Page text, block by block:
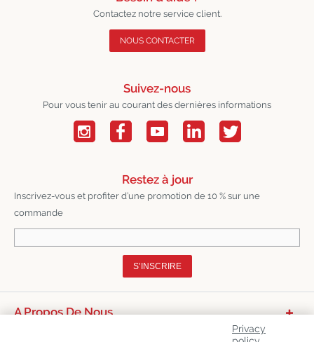
Contactez notre service client.
NOUS CONTACTER
Suivez-nous
Pour vous tenir au courant des dernières informations
Restez à jour
Inscrivez-vous et profiter d’une promotion de 10 % sur une
commande
S’INSCRIRE
A Propos De Nous
Privacy